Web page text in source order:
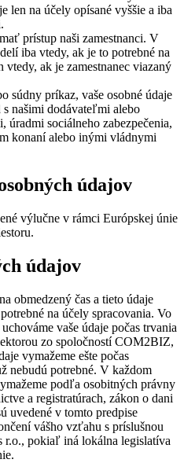
len na účely opísané vyššie a iba
prístup naši zamestnanci. V
iba vtedy, ak je to potrebné na
vtedy, ak je zamestnanec viazaný
súdny príkaz, vaše osobné údaje
našimi dodávateľmi alebo
sociálneho zabezpečenia,
konaní alebo inými vládnymi
údajov
výlučne v rámci Európskej únie
údajov
obmedzený čas a tieto údaje
na účely spracovania. Vo
vaše údaje počas trvania
zo spoločností COM2BIZ,
vymažeme ešte počas
nebudú potrebné. V každom
podľa osobitných právny
a registratúrach, zákon o dani
uvedené v tomto predpise
vášho vzťahu s príslušnou
pokiaľ iná lokálna legislatíva